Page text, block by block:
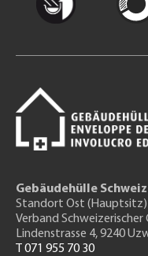
Gebäudehülle Schweiz
Standort Ost (Hauptsitz)
Verband
Lindenstrasse 4, 9240
T 071 955 70 30